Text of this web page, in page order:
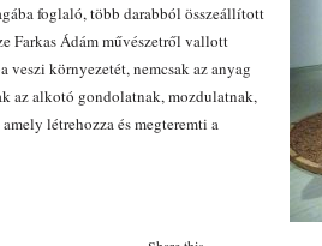
foglaló, több darabból összeállított
Farkas Ádám művészetről vallott
veszi környezetét, nemcsak az anyag
az alkotó gondolatnak, mozdulatnak,
létrehozza és megteremti a